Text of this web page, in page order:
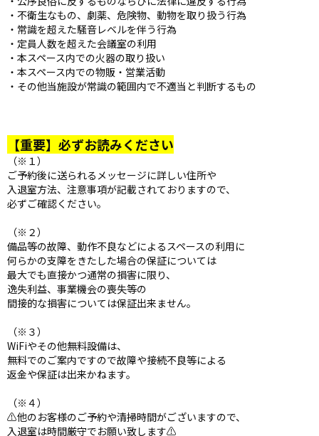
・不衛生なもの、劇薬、危険物、動物を取り扱う行為
・常識を超えた騒音レベルを伴う行為
・定員人数を超えた会議室の利用
・本スペース内での火器の取り扱い
・本スペース内での物販・営業活動
・その他当施設が常識の範囲内で不適当と判断するもの
【重要】必ずお読みください
（※１）
ご予約後に送られるメッセージに詳しい住所や
入退室方法、注意事項が記載されておりますので、
必ずご確認ください。
（※２）
備品等の故障、動作不良などによるスペースの利用に
何らかの支障をきたした場合の保証については
最大でも直接かつ通常の損害に限り、
逸失利益、事業機会の喪失等の
間接的な損害については保証出来ません。
（※３）
WiFiやその他無料設備は、
無料でのご案内ですので故障や接続不良等による
返金や保証は出来かねます。
（※４）
⚠️他のお客様のご予約や清掃時間がございますので、
入退室は時間厳守でお願い致します⚠️